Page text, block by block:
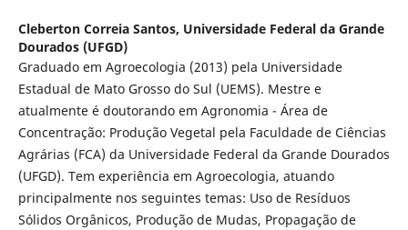
Cleberton Correia Santos, Universidade Federal da Grande
Dourados (UFGD)
Graduado em Agroecologia (2013) pela Universidade
Estadual de Mato Grosso do Sul (UEMS). Mestre e
atualmente é doutorando em Agronomia - Área de
Concentração: Produção Vegetal pela Faculdade de Ciências
Agrárias (FCA) da Universidade Federal da Grande Dourados
(UFGD). Tem experiência em Agroecologia, atuando
principalmente nos seguintes temas: Uso de Resíduos
Sólidos Orgânicos, Produção de Mudas, Propagação de